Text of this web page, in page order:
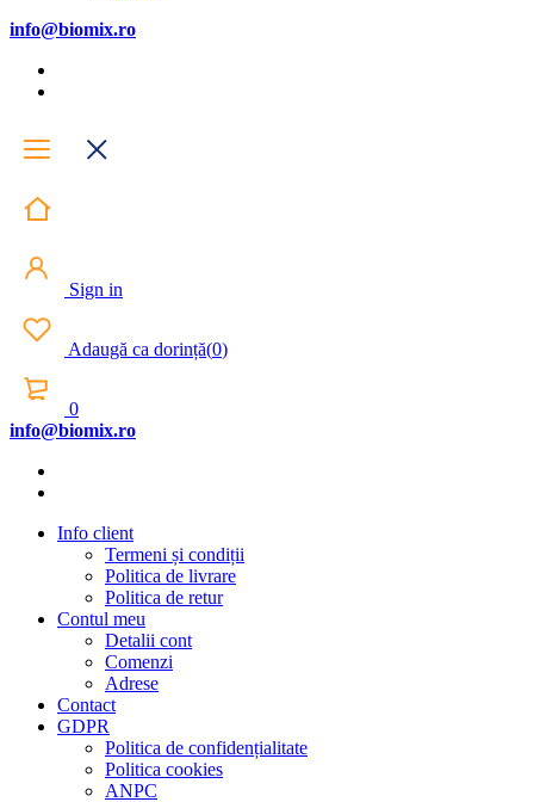
info@biomix.ro
Sign in
Adaugă ca dorință(0)
0
info@biomix.ro
Info client
Termeni și condiții
Politica de livrare
Politica de retur
Contul meu
Detalii cont
Comenzi
Adrese
Contact
GDPR
Politica de confidențialitate
Politica cookies
ANPC